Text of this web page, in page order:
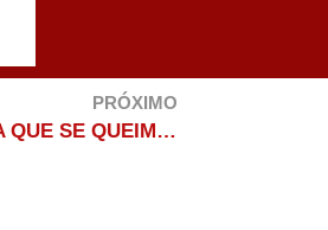
PRÓXIMO
“CADA ANCIÃO QUE MORRE É UMA BIBLIOTECA QUE SE QUEIMA”, crônica de Eneas Barros